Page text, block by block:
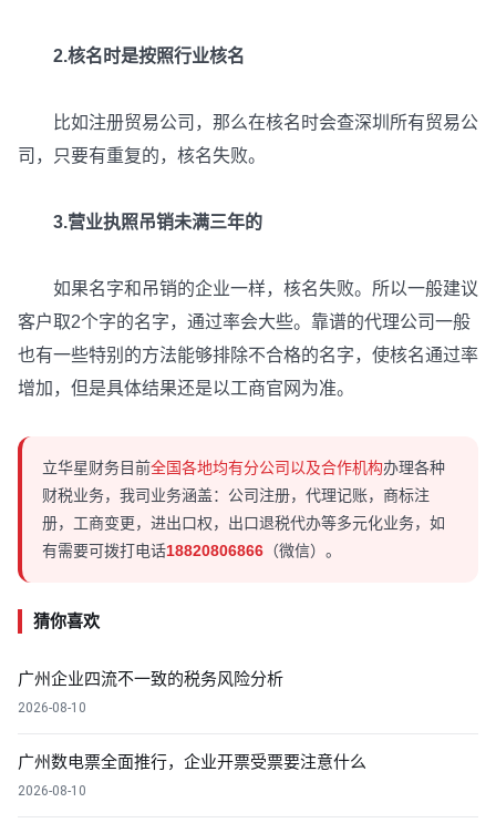
2.核名时是按照行业核名
比如注册贸易公司，那么在核名时会查深圳所有贸易公
司，只要有重复的，核名失败。
3.营业执照吊销未满三年的
如果名字和吊销的企业一样，核名失败。所以一般建议
客户取2个字的名字，通过率会大些。靠谱的代理公司一般
也有一些特别的方法能够排除不合格的名字，使核名通过率
增加，但是具体结果还是以工商官网为准。
立华星财务目前全国各地均有分公司以及合作机构办理各种
财税业务，我司业务涵盖：公司注册，代理记账，商标注
册，工商变更，进出口权，出口退税代办等多元化业务，如
有需要可拨打电话18820806866 （微信）。
猜你喜欢
广州企业四流不一致的税务风险分析
2026-08-10
广州数电票全面推行，企业开票受票要注意什么
2026-08-10